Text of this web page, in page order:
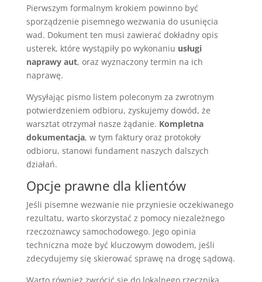
Pierwszym formalnym krokiem powinno być
sporządzenie pisemnego wezwania do usunięcia
wad. Dokument ten musi zawierać dokładny opis
usterek, które wystąpiły po wykonaniu usługi
naprawy aut, oraz wyznaczony termin na ich
naprawę.
Wysyłając pismo listem poleconym za zwrotnym
potwierdzeniem odbioru, zyskujemy dowód, że
warsztat otrzymał nasze żądanie. Kompletna
dokumentacja, w tym faktury oraz protokoły
odbioru, stanowi fundament naszych dalszych
działań.
Opcje prawne dla klientów
Jeśli pisemne wezwanie nie przyniesie oczekiwanego
rezultatu, warto skorzystać z pomocy niezależnego
rzeczoznawcy samochodowego. Jego opinia
techniczna może być kluczowym dowodem, jeśli
zdecydujemy się skierować sprawę na drogę sądową.
Warto również zwrócić się do lokalnego rzecznika